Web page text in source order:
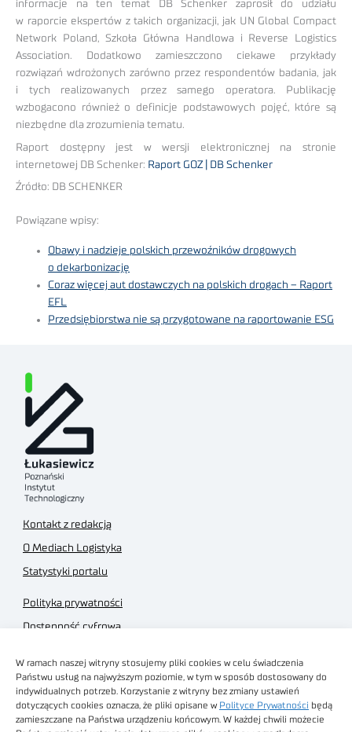
W ramach naszej witryny stosujemy pliki cookies w celu świadczenia
Państwu usług na najwyższym poziomie, w tym w sposób dostosowany do
indywidualnych potrzeb. Korzystanie z witryny bez zmiany ustawień
dotyczących cookies oznacza, że pliki opisane w Polityce Prywatności będą
zamieszczane na Państwa urządzeniu końcowym. W każdej chwili możecie
informacje na ten temat DB Schenker zaprosił do udziału
w raporcie ekspertów z takich organizacji, jak UN Global Compact
Network Poland, Szkoła Główna Handlowa i Reverse Logistics
Association. Dodatkowo zamieszczono ciekawe przykłady
rozwiązań wdrożonych zarówno przez respondentów badania, jak
i tych realizowanych przez samego operatora. Publikację
wzbogacono również o definicje podstawowych pojęć, które są
niezbędne dla zrozumienia tematu.
Raport dostępny jest w wersji elektronicznej na stronie
internetowej DB Schenker: Raport GOZ | DB Schenker
Źródło: DB SCHENKER
Powiązane wpisy:
Obawy i nadzieje polskich przewoźników drogowych
o dekarbonizację
Coraz więcej aut dostawczych na polskich drogach – Raport
EFL
Przedsiębiorstwa nie są przygotowane na raportowanie ESG
Kontakt z redakcją
O Mediach Logistyka
Statystyki portalu
Polityka prywatności
Dostępność cyfrowa
Regulamin sklepu